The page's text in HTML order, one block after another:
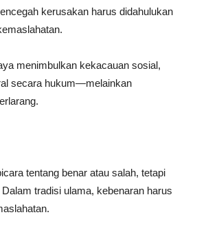
kerusakan harus didahulukan
menimbulkan kekacauan sosial,
secara hukum—melainkan
tentang benar atau salah, tetapi
tradisi ulama, kebenaran harus